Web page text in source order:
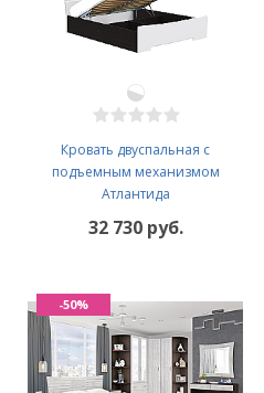
Кровать двуспальная с
подъемным механизмом
Атлантида
32 730 руб.
-50%